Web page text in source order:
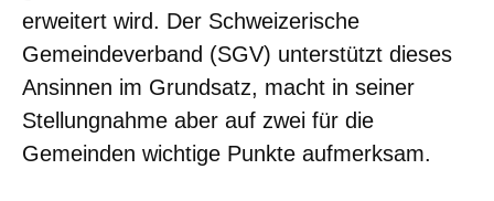
erweitert wird. Der Schweizerische
Gemeindeverband (SGV) unterstützt dieses
Ansinnen im Grundsatz, macht in seiner
Stellungnahme aber auf zwei für die
Gemeinden wichtige Punkte aufmerksam.